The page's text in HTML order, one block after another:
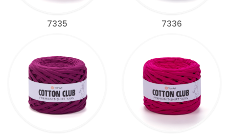
7335 7336